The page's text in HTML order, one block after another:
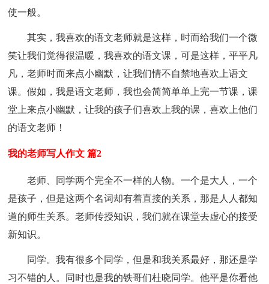
使一般。
其实，我喜欢的语文老师就是这样，时而给我们一个微
笑让我们觉得很温暖，我喜欢的语文课，可是这样，平平凡
凡，老师时而来点小幽默，让我们情不自禁地喜欢上语文
课。假如，我是语文老师，我也会简简单单上完一节课，课
堂上来点小幽默，让我的孩子们喜欢上我的课，喜欢上他们
的语文老师！
我的老师写人作文 篇2
老师、同学两个完全不一样的人物。一个是大人，一个
是孩子，但是这两个名词却有着直接的关系，那是人人都知
道的师生关系。老师传授知识，我们就在课堂去虚心的接受
新知识。
同学。我有很多个同学，但是和我关系最好，那还是学
习不错的人。同时也是我的铁哥们杜晓同学。他平是你看他